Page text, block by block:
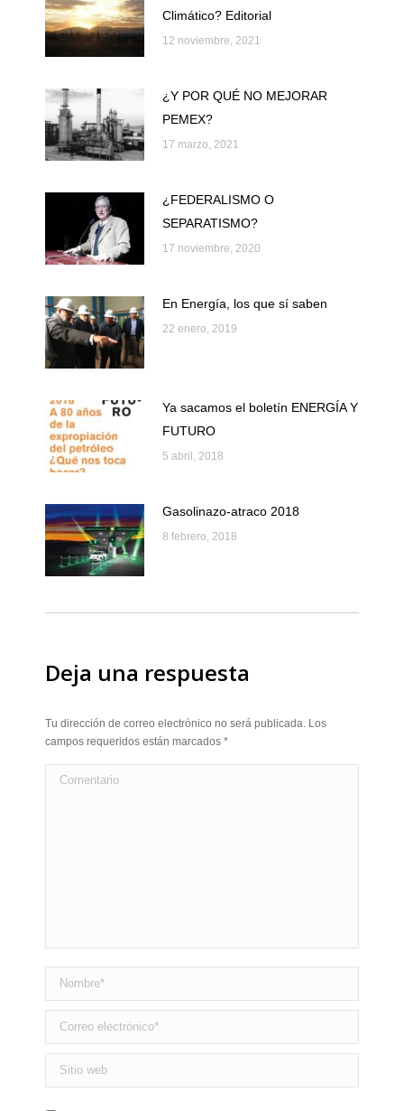
Climático? Editorial
12 noviembre, 2021
¿Y POR QUÉ NO MEJORAR
PEMEX?
17 marzo, 2021
¿FEDERALISMO O
SEPARATISMO?
17 noviembre, 2020
En Energía, los que sí saben
22 enero, 2019
Ya sacamos el boletín ENERGÍA Y
FUTURO
5 abril, 2018
Gasolinazo-atraco 2018
8 febrero, 2018
Deja una respuesta
Tu dirección de correo electrónico no será publicada. Los
campos requeridos están marcados *
Comentario
Nombre *
Correo electrónico *
Sitio web